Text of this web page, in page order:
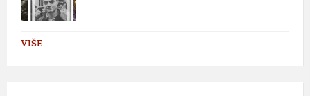
VIŠE